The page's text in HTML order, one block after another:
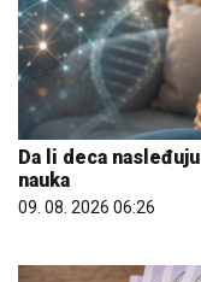
Da li deca
nauka
09. 08. 2026 06:26